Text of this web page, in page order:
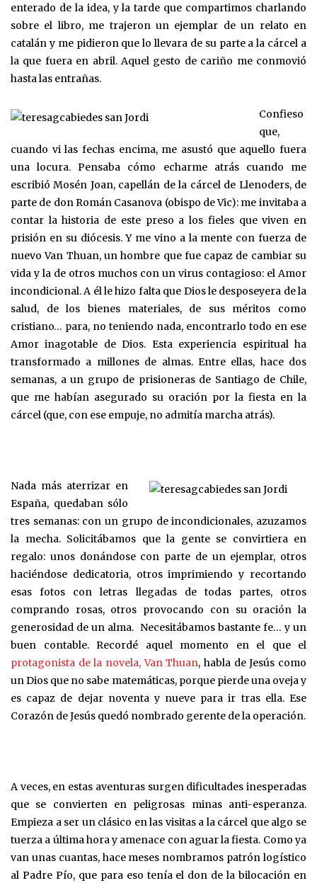
enterado de la idea, y la tarde que compartimos charlando
sobre el libro, me trajeron un ejemplar de un relato en
catalán y me pidieron que lo llevara de su parte a la cárcel a
la que fuera en abril. Aquel gesto de cariño me conmovió
hasta las entrañas.
Confieso
que,
cuando vi las fechas encima, me asustó que aquello fuera
una locura. Pensaba cómo echarme atrás cuando me
escribió Mosén Joan, capellán de la cárcel de Llenoders, de
parte de don Román Casanova (obispo de Vic): me invitaba a
contar la historia de este preso a los fieles que viven en
prisión en su diócesis. Y me vino a la mente con fuerza de
nuevo Van Thuan, un hombre que fue capaz de cambiar su
vida y la de otros muchos con un virus contagioso: el Amor
incondicional. A él le hizo falta que Dios le desposeyera de la
salud, de los bienes materiales, de sus méritos como
cristiano… para, no teniendo nada, encontrarlo todo en ese
Amor inagotable de Dios. Esta experiencia espiritual ha
transformado a millones de almas. Entre ellas, hace dos
semanas, a un grupo de prisioneras de Santiago de Chile,
que me habían asegurado su oración por la fiesta en la
cárcel (que, con ese empuje, no admitía marcha atrás).
Nada más aterrizar en
España, quedaban sólo
tres semanas: con un grupo de incondicionales, azuzamos
la mecha. Solicitábamos que la gente se convirtiera en
regalo: unos donándose con parte de un ejemplar, otros
haciéndose dedicatoria, otros imprimiendo y recortando
esas fotos con letras llegadas de todas partes, otros
comprando rosas, otros provocando con su oración la
generosidad de un alma. Necesitábamos bastante fe… y un
buen contable. Recordé aquel momento en el que el
protagonista de la novela, Van Thuan, habla de Jesús como
un Dios que no sabe matemáticas, porque pierde una oveja y
es capaz de dejar noventa y nueve para ir tras ella. Ese
Corazón de Jesús quedó nombrado gerente de la operación.
A veces, en estas aventuras surgen dificultades inesperadas
que se convierten en peligrosas minas anti-esperanza.
Empieza a ser un clásico en las visitas a la cárcel que algo se
tuerza a última hora y amenace con aguar la fiesta. Como ya
van unas cuantas, hace meses nombramos patrón logístico
al Padre Pío, que para eso tenía el don de la bilocación en